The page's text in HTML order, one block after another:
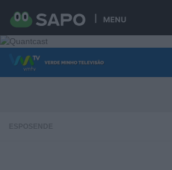
MENU
Skip to content